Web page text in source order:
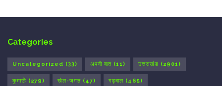
Categories
Uncategorized (33) अपनी बात (11) उत्तराखंड (2901)
कुमाऊँ (279) खेल-जगत (47) गढ़वाल (465)